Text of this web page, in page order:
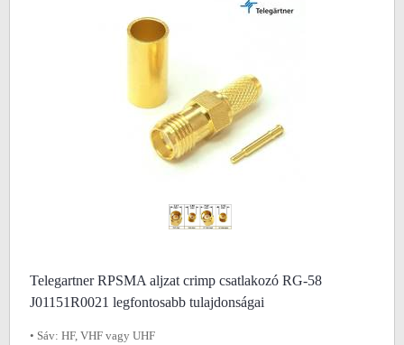
Telegartner RPSMA aljzat crimp csatlakozó RG-58
J01151R0021 legfontosabb tulajdonságai
• Sáv: HF, VHF vagy UHF